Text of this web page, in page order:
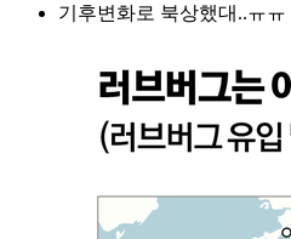
기후변화로 북상했대..ㅠㅠ